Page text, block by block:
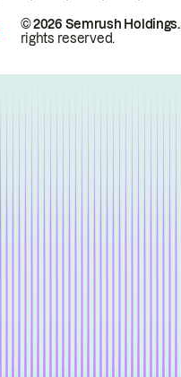
© 2026 Semrush Holdings.
rights reserved.